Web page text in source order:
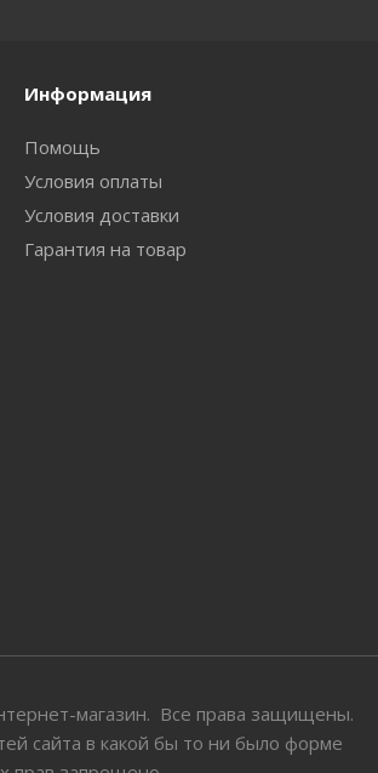
Информация
Помощь
Условия оплаты
Условия доставки
Гарантия на товар
магазин. Все права защищены.
сайта в какой бы то ни было форме